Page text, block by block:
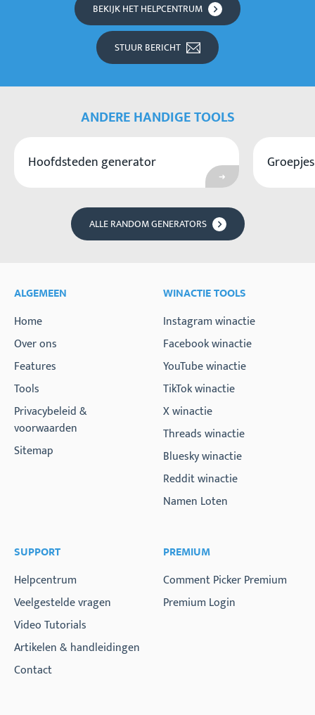
BEKIJK HET HELPCENTRUM
STUUR BERICHT
ANDERE HANDIGE TOOLS
Hoofdsteden generator Ga naar Hoofdsteden
ALLE RANDOM GENERATORS
ALGEMEEN
Home
Over ons
Features
Tools
Privacybeleid &
voorwaarden
Sitemap
WINACTIE TOOLS
Instagram winactie
Facebook winactie
YouTube winactie
TikTok winactie
X winactie
Threads winactie
Bluesky winactie
Reddit winactie
Namen Loten
SUPPORT
Helpcentrum
Veelgestelde vragen
Video Tutorials
Artikelen & handleidingen
Contact
PREMIUM
Comment Picker Premium
Premium Login